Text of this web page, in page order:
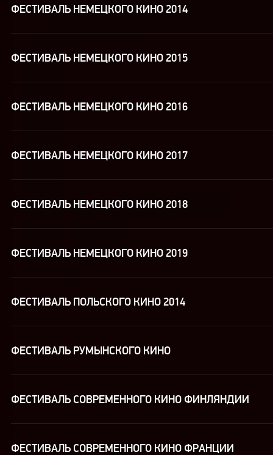
ФЕСТИВАЛЬ НЕМЕЦКОГО КИНО 2014
ФЕСТИВАЛЬ НЕМЕЦКОГО КИНО 2015
ФЕСТИВАЛЬ НЕМЕЦКОГО КИНО 2016
ФЕСТИВАЛЬ НЕМЕЦКОГО КИНО 2017
ФЕСТИВАЛЬ НЕМЕЦКОГО КИНО 2018
ФЕСТИВАЛЬ НЕМЕЦКОГО КИНО 2019
ФЕСТИВАЛЬ ПОЛЬСКОГО КИНО 2014
ФЕСТИВАЛЬ РУМЫНСКОГО КИНО
ФЕСТИВАЛЬ СОВРЕМЕННОГО КИНО ФИНЛЯНДИИ
ФЕСТИВАЛЬ СОВРЕМЕННОГО КИНО ФРАНЦИИ